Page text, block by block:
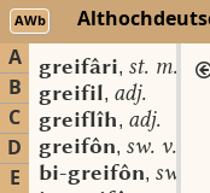
AWb
A
B
C
D
E
greifâri, st. m.
greifil, adj.
greiflîh, adj.
greifôn, sw. v.
bi-greifôn, sw. v.